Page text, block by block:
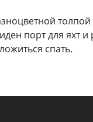
порт для яхт и
спать.